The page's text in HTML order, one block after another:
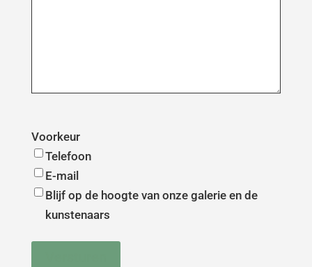
Voorkeur
Telefoon
E-mail
Blijf op de hoogte van onze galerie en de
kunstenaars